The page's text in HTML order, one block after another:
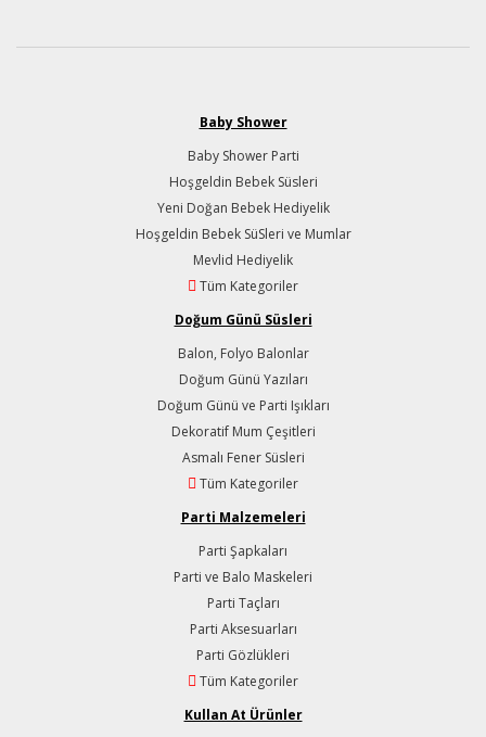
Baby Shower
Baby Shower Parti
Hoşgeldin Bebek Süsleri
Yeni Doğan Bebek Hediyelik
Hoşgeldin Bebek SüSleri ve Mumlar
Mevlid Hediyelik
Tüm Kategoriler
Doğum Günü Süsleri
Balon, Folyo Balonlar
Doğum Günü Yazıları
Doğum Günü ve Parti Işıkları
Dekoratif Mum Çeşitleri
Asmalı Fener Süsleri
Tüm Kategoriler
Parti Malzemeleri
Parti Şapkaları
Parti ve Balo Maskeleri
Parti Taçları
Parti Aksesuarları
Parti Gözlükleri
Tüm Kategoriler
Kullan At Ürünler